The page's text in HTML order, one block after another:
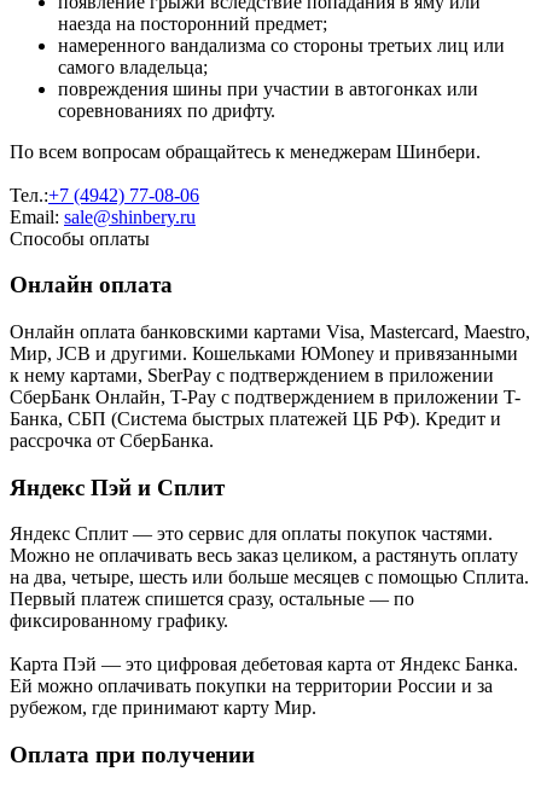
наезда на посторонний предмет;
намеренного вандализма со стороны третьих лиц или
самого владельца;
повреждения шины при участии в автогонках или
соревнованиях по дрифту.
По всем вопросам обращайтесь к менеджерам Шинбери.
Тел.:+7 (4942) 77-08-06
Email: sale@shinbery.ru
Способы оплаты
Онлайн оплата
Онлайн оплата банковскими картами Visa, Mastercard, Maestro,
Мир, JCB и другими. Кошельками ЮMoney и привязанными
к нему картами, SberPay с подтверждением в приложении
СберБанк Онлайн, T-Pay с подтверждением в приложении T-
Банка, СБП (Система быстрых платежей ЦБ РФ). Кредит и
рассрочка от СберБанка.
Яндекс Пэй и Сплит
Яндекс Cплит — это сервис для оплаты покупок частями.
Можно не оплачивать весь заказ целиком, а растянуть оплату
на два, четыре, шесть или больше месяцев с помощью Сплита.
Первый платеж спишется сразу, остальные — по
фиксированному графику.
Карта Пэй — это цифровая дебетовая карта от Яндекс Банка.
Ей можно оплачивать покупки на территории России и за
рубежом, где принимают карту Мир.
Оплата при получении